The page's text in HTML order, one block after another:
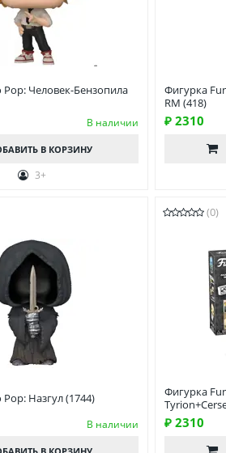
Человек-Бензопила
В наличии
В КОРЗИНУ
3+
Фигурка
RM (418)
₽ 2310
Назгул (1744)
В наличии
(0)
Фигурка
₽ 2310